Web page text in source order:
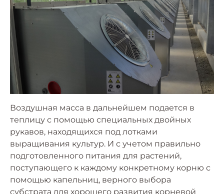
Воздушная масса в дальнейшем подается в
теплицу с помощью специальных двойных
рукавов, находящихся под лотками
выращивания культур. И с учетом правильно
подготовленного питания для растений,
поступающего к каждому конкретному корню с
помощью капельниц, верного выбора
субстрата для хорошего развития корневой